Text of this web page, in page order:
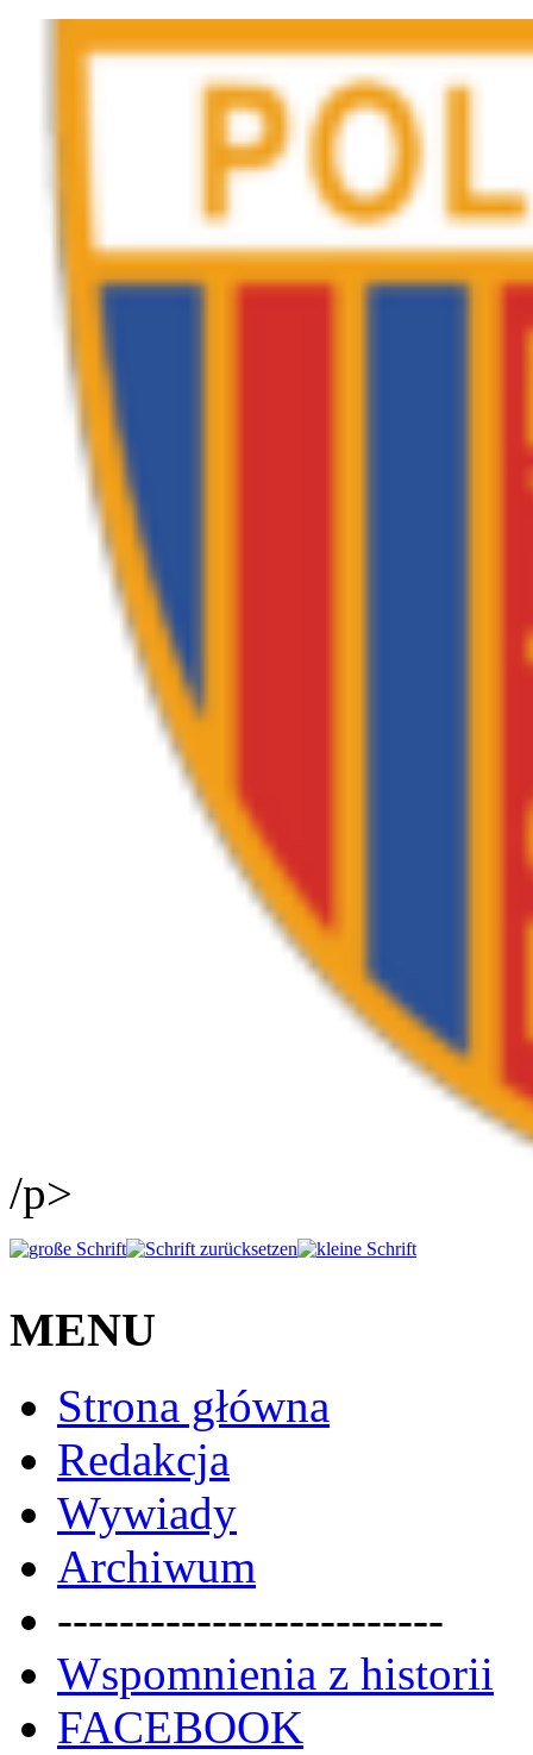
/p>
MENU
Strona główna
Redakcja
Wywiady
Archiwum
-------------------------
Wspomnienia z historii
FACEBOOK